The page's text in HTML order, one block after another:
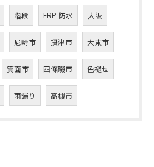
階段 FRP 防水 大阪
尼崎市 摂津市 大東市
箕面市 四條畷市 色褪せ
雨漏り 高槻市